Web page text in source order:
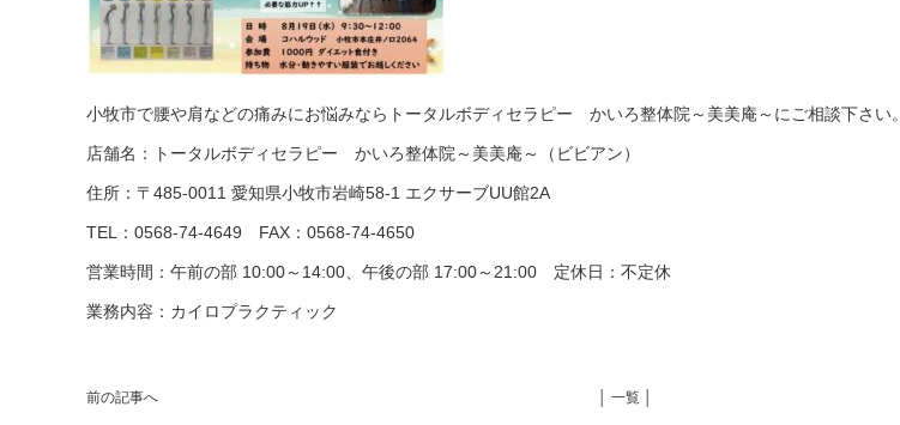
小牧市で腰や肩などの痛みにお悩みならトータルボディセラピー かいろ整体院～美美庵～にご相談下さい。
店舗名：トータルボディセラピー かいろ整体院～美美庵～（ビビアン）
住所：〒485-0011 愛知県小牧市岩崎58-1 エクサーブUU館2A
TEL：0568-74-4649 FAX：0568-74-4650
営業時間：午前の部 10:00～14:00、午後の部 17:00～21:00 定休日：不定休
業務内容：カイロプラクティック
前の記事へ │ 一覧 │